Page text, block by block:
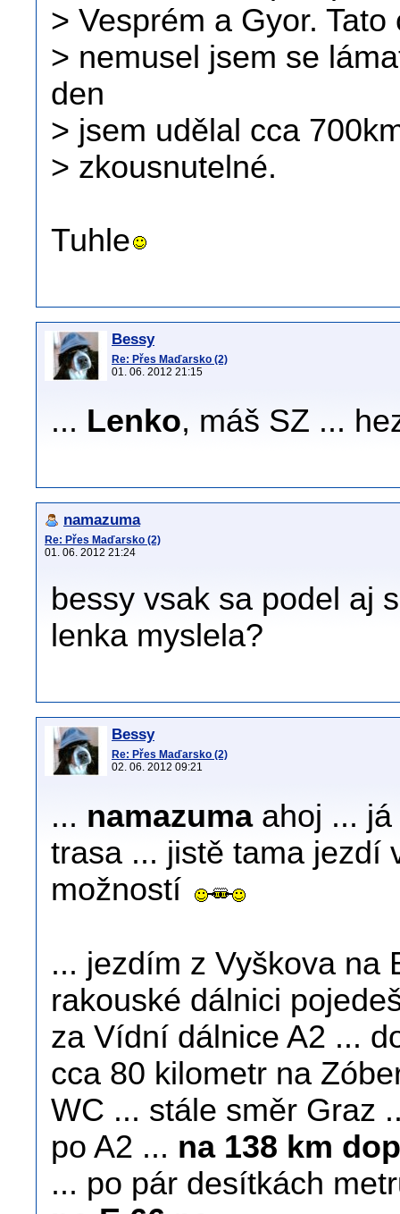
> Vesprém a Gyor.
> nemusel jsem se
den
> jsem udělal cca
> zkousnutelné.
Tuhle
Bessy
Re: Přes Maďarsko (2)
01. 06. 2012 21:15
... Lenko, máš SZ ...
namazuma
Re: Přes Maďarsko (2)
01. 06. 2012 21:24
bessy vsak sa podel aj
lenka myslela?
Bessy
Re: Přes Maďarsko (2)
02. 06. 2012 09:21
... namazumaahoj ... já
trasa ... jistě tama jezdí
možností
... jezdím z Vyškova na
rakouské dálnici
za Vídní dálnice A2 ...
cca 80 kilometr na
WC ... stále směr Graz
po A2 ... na 138 km
... po pár desítkách